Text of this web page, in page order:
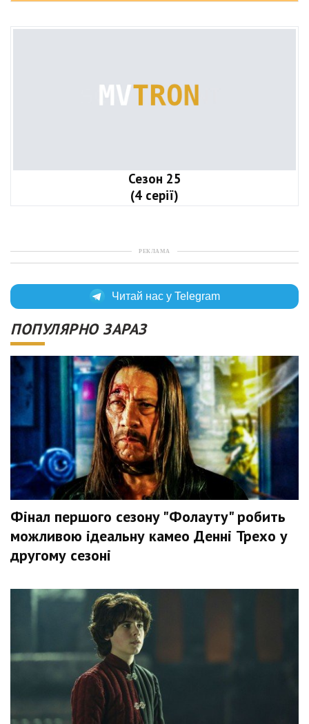
Сезон 25
(4 серії)
РЕКЛАМА
Читай нас у Telegram
ПОПУЛЯРНО ЗАРАЗ
Фінал першого сезону "Фолауту" робить
можливою ідеальну камео Денні Трехо у
другому сезоні